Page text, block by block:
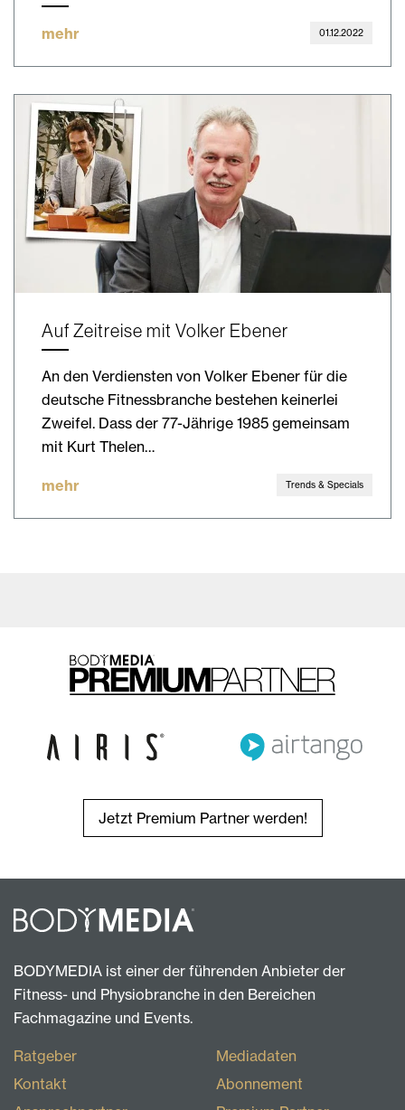
mehr 01.12.2022
Auf Zeitreise mit Volker Ebener
An den Verdiensten von Volker Ebener für die
deutsche Fitnessbranche bestehen keinerlei
Zweifel. Dass der 77-Jährige 1985 gemeinsam
mit Kurt Thelen…
mehr Trends & Specials
Jetzt Premium Partner werden!
BODYMEDIA ist einer der führenden Anbieter der
Fitness- und Physiobranche in den Bereichen
Fachmagazine und Events.
Ratgeber
Kontakt
Mediadaten
Abonnement